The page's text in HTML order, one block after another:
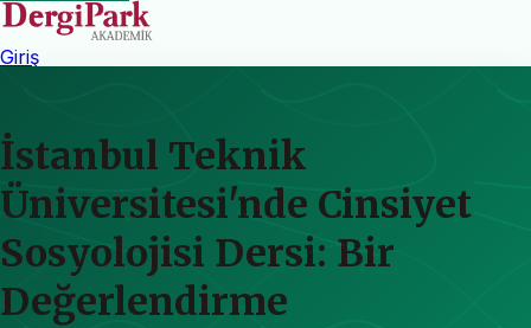
Giriş
İstanbul Teknik
Üniversitesi'nde Cinsiyet
Sosyolojisi Dersi: Bir
Değerlendirme